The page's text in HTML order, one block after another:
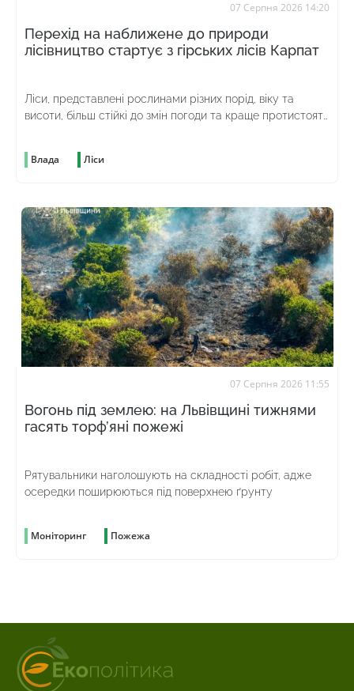
07 Серпня 2026 14:20
Перехід на наближене до природи
лісівництво стартує з гірських лісів Карпат
Ліси, представлені рослинами різних порід, віку та
висоти, більш стійкі до змін погоди та краще протистоять
Влада Ліси
07 Серпня 2026 11:55
Вогонь під землею: на Львівщині тижнями
гасять торф’яні пожежі
Рятувальники наголошують на складності робіт, адже
осередки поширюються під поверхнею ґрунту
Моніторинг Пожежа